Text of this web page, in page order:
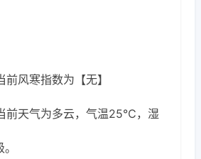
前风寒指数为【无】
前天气为多云，气温25℃，湿